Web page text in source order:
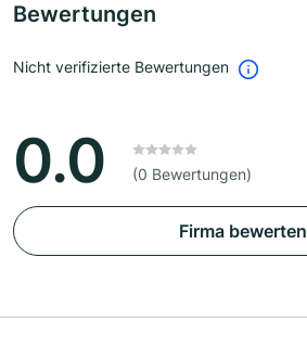
Bewertungen
Nicht verifizierte Bewertungen
0.0 (0 Bewertungen)
Firma bewerten